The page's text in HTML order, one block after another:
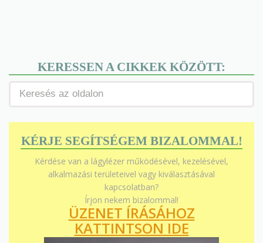
KERESSEN A CIKKEK KÖZÖTT:
KÉRJE SEGÍTSÉGEM BIZALOMMAL!
Kérdése van a lágylézer működésével, kezelésével,
alkalmazási területeivel vagy kiválasztásával
kapcsolatban?
Írjon nekem bizalommal!
ÜZENET ÍRÁSÁHOZ
KATTINTSON IDE